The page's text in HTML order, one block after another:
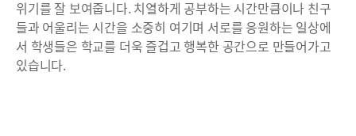
위기를 잘 보여줍니다. 치열하게 공부하는 시간만큼이나 친구
들과 어울리는 시간을 소중히 여기며 서로를 응원하는 일상에
서 학생들은 학교를 더욱 즐겁고 행복한 공간으로 만들어가고
있습니다.